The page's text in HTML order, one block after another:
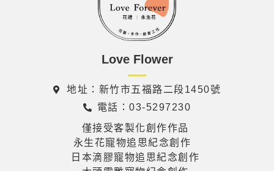
Love Flower
地址：新竹市五福路二段1450號
電話：03-5297230
僅接受客製化創作作品
永生花寵物追思紀念創作
日本滴膠寵物追思紀念創作